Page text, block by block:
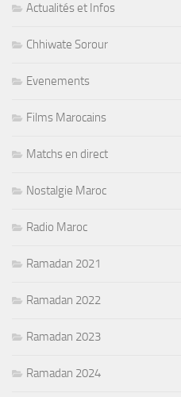
Actualités et Infos
Chhiwate Sorour
Evenements
Films Marocains
Matchs en direct
Nostalgie Maroc
Radio Maroc
Ramadan 2021
Ramadan 2022
Ramadan 2023
Ramadan 2024